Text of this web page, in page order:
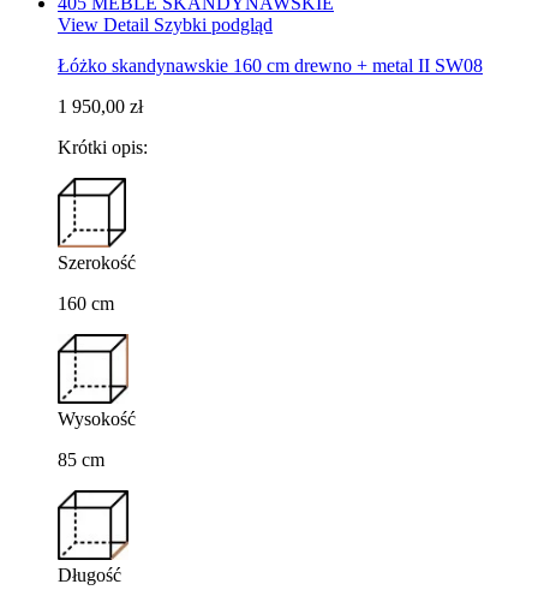
View Detail Szybki podgląd
Łóżko skandynawskie 160 cm drewno + metal II SW08
1 950,00 zł
Krótki opis:
Szerokość
160 cm
Wysokość
85 cm
Długość